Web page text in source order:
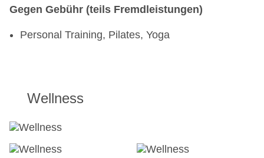
Gegen Gebühr (teils Fremdleistungen)
Personal Training, Pilates, Yoga
Wellness